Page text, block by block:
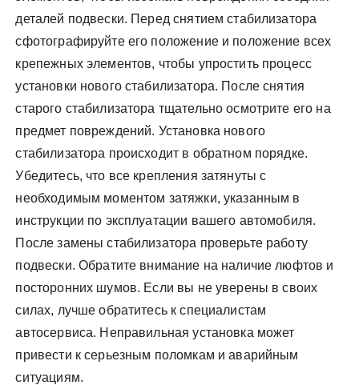
деталей подвески. Перед снятием стабилизатора
сфотографируйте его положение и положение всех
крепежных элементов, чтобы упростить процесс
установки нового стабилизатора. После снятия
старого стабилизатора тщательно осмотрите его на
предмет повреждений. Установка нового
стабилизатора происходит в обратном порядке.
Убедитесь, что все крепления затянуты с
необходимым моментом затяжки, указанным в
инструкции по эксплуатации вашего автомобиля.
После замены стабилизатора проверьте работу
подвески. Обратите внимание на наличие люфтов и
посторонних шумов. Если вы не уверены в своих
силах, лучше обратитесь к специалистам
автосервиса. Неправильная установка может
привести к серьезным поломкам и аварийным
ситуациям.